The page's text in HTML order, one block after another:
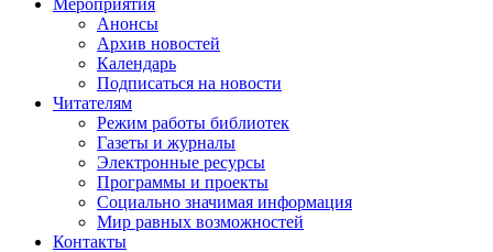
Мероприятия
Анонсы
Архив новостей
Календарь
Подписаться на новости
Читателям
Режим работы библиотек
Газеты и журналы
Электронные ресурсы
Программы и проекты
Социально значимая информация
Мир равных возможностей
Контакты